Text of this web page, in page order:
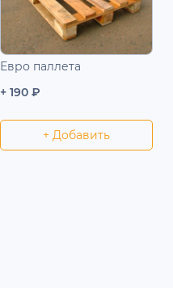
Евро паллета
+ 190 ₽
+ Добавить